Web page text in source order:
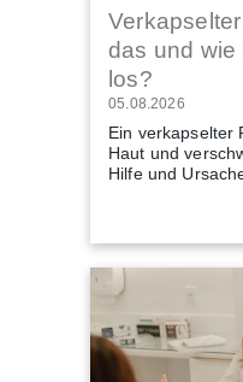
das und wie
los?
05.08.2026
Ein verkapselter
Haut und
Hilfe und